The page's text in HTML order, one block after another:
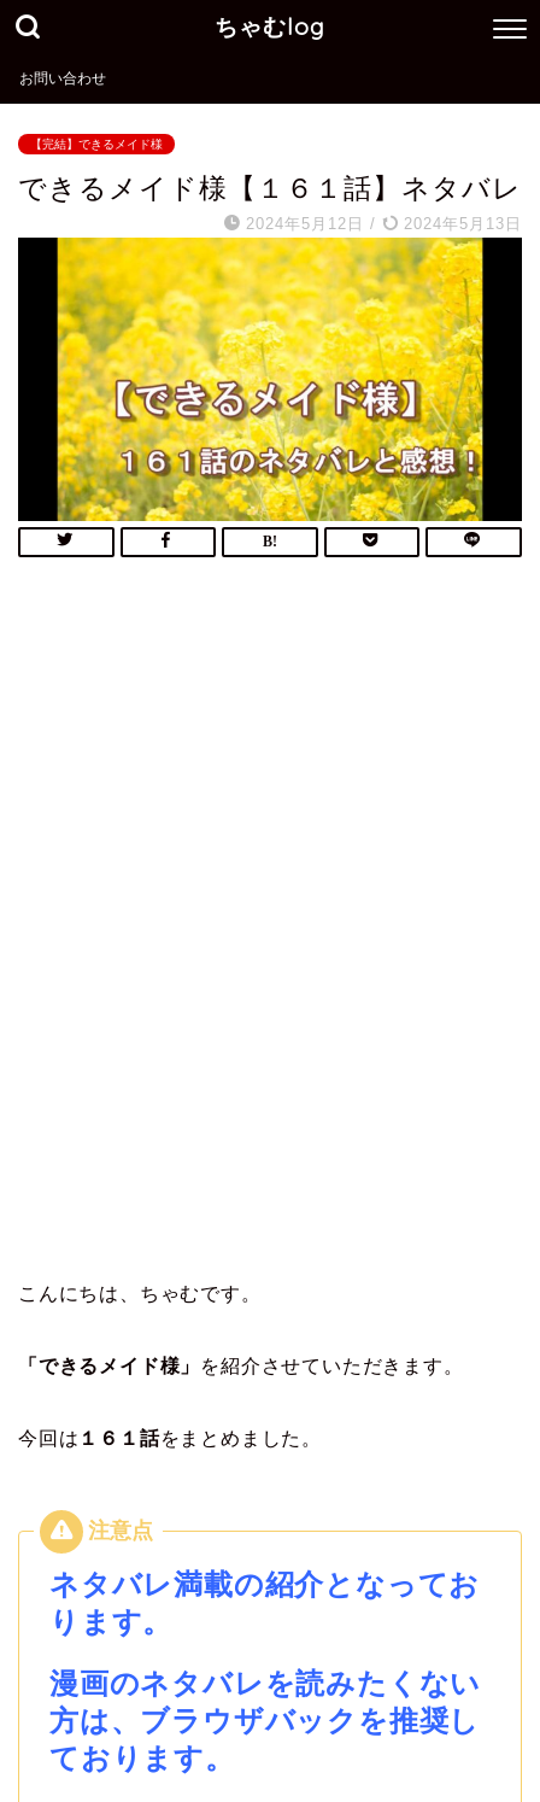
ちゃむlog
お問い合わせ
【完結】できるメイド様
できるメイド様【１６１話】ネタバレ
2024年5月12日 / 2024年5月13日
こんにちは、ちゃむです。
「できるメイド様」 を紹介させていただきます。
今回は １６１ 話をまとめました。
ネタバレ満載の紹介となってお
ります。
漫画のネタバレを読みたくない
方は、ブラウザバックを推奨し
ております。